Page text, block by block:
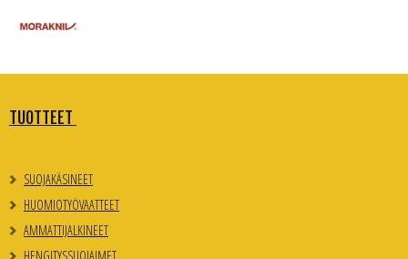
TUOTTEET
SUOJAKÄSINEET
HUOMIOTYÖVAATTEET
AMMATTIJALKINEET